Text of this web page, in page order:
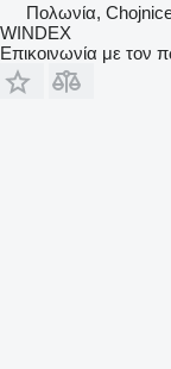
Πολωνία,
WINDEX
Επικοινωνία με τον